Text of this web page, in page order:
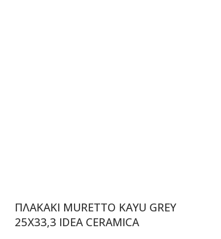
ΠΛΑΚΑΚΙ MURETTO KAYU GREY
25X33,3 IDEA CERAMICA